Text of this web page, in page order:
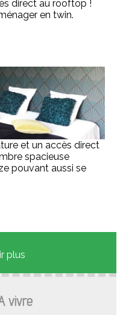
direct au rooftop !
en twin.
et un accès direct
spacieuse
pouvant aussi se
de plain-pied
plus
vivre